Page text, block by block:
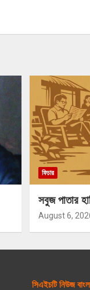
ফিচার
সবুজ পাতার
August 6,
সিএইচটি নিউজ